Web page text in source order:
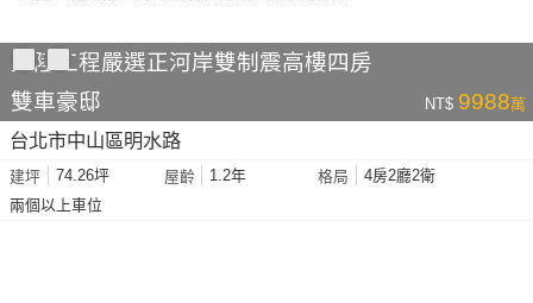
大陸工程嚴選正河岸雙制震高樓四房
雙車豪邸
NT$ 9988萬
台北市中山區明水路
建坪 74.26坪 屋齡 1.2年 格局
4房2廳2衛
兩個以上車位